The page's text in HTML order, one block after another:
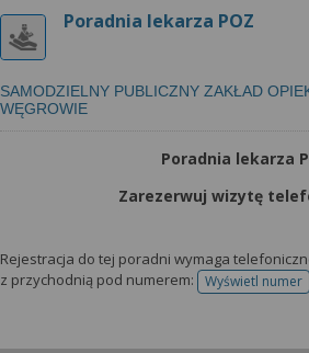
Poradnia lekarza POZ
SAMODZIELNY PUBLICZNY ZAKŁAD
WĘGROWIE
Poradnia lekarza
Zarezerwuj wizytę
Rejestracja do tej poradni wymaga
z przychodnią pod numerem:
Wyświetl numer
telefonu